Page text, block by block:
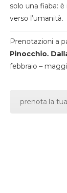
solo una fiaba:
verso l’umanità.
Prenotazioni a
Pinocchio.
febbraio –
prenota la